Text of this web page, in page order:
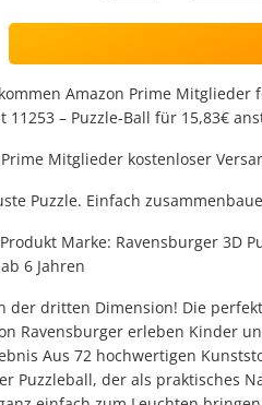
Amazon Prime Mitglieder
11253 – Puzzle-Ball für 15,83€
Mitglieder kostenloser
Puzzle. Einfach
Marke: Ravensburger 3D
6 Jahren
der dritten Dimension! Die
Ravensburger erleben Kinder
Aus 72 hochwertigen
Puzzleball, der als praktisches